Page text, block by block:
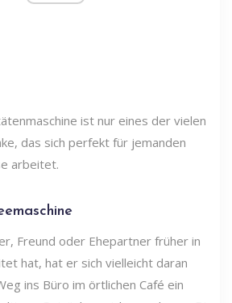
ist nur eines der vielen
das sich perfekt für jemanden
arbeitet.
Freund oder Ehepartner früher in
hat, hat er sich vielleicht daran
ins Büro im örtlichen Café ein